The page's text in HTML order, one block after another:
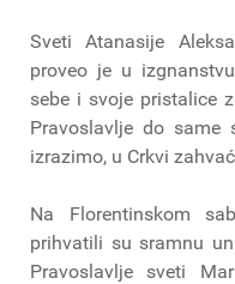
Sveti Atanasije
proveo je u
sebe i svoje pristalice
Pravoslavlje do
izrazimo, u Crkvi
Na Florentinskom
prihvatili su sramnu
Pravoslavlje sveti